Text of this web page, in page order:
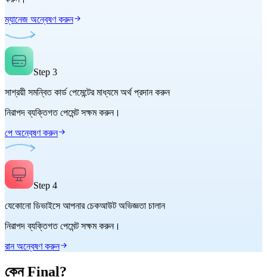
ম্যানেজ অন্বেষণ করুন
Step 3
সাশ্রয়ী সমন্বিত কার্ড পেমেন্টের মাধ্যমে অর্থ প্রদান করুন
নিরাপদ ব্যক্তিগত পেমেন্ট সক্ষম করুন।
পে অন্বেষণ করুন
Step 4
যেকোনো ডিভাইসে আপনার চেকআউট অভিজ্ঞতা চালান
নিরাপদ ব্যক্তিগত পেমেন্ট সক্ষম করুন।
রান অন্বেষণ করুন
কেন Final?